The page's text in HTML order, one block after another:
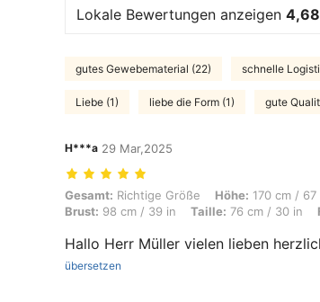
Lokale Bewertungen anzeigen 4,68
gutes Gewebematerial (22) schnelle
Liebe (1) liebe die Form (1) gute
H***a 29 Mar,2025
Gesamt: Richtige Größe, Höhe: 170 cm / 67 in,
Gesamt: Richtige Größe Höhe: 170 cm / 67
Brust: 98 cm / 39 in Taille: 76 cm / 30 in
Hallo Herr Müller vielen lieben
übersetzen